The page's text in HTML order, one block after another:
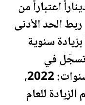
ديناراً إلى (260) ديناراً اعتباراً من
يتم ربط الحد الأدنى
ديناراً بزيادة سنوية
تسجّل في
المملكة لسنة سابقة وذلك للسنوات: 2022,
تتم الزيادة للعام